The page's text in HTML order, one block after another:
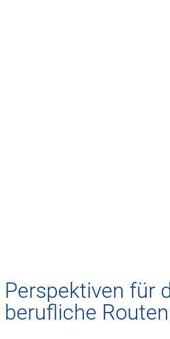
Perspektiven für
berufliche